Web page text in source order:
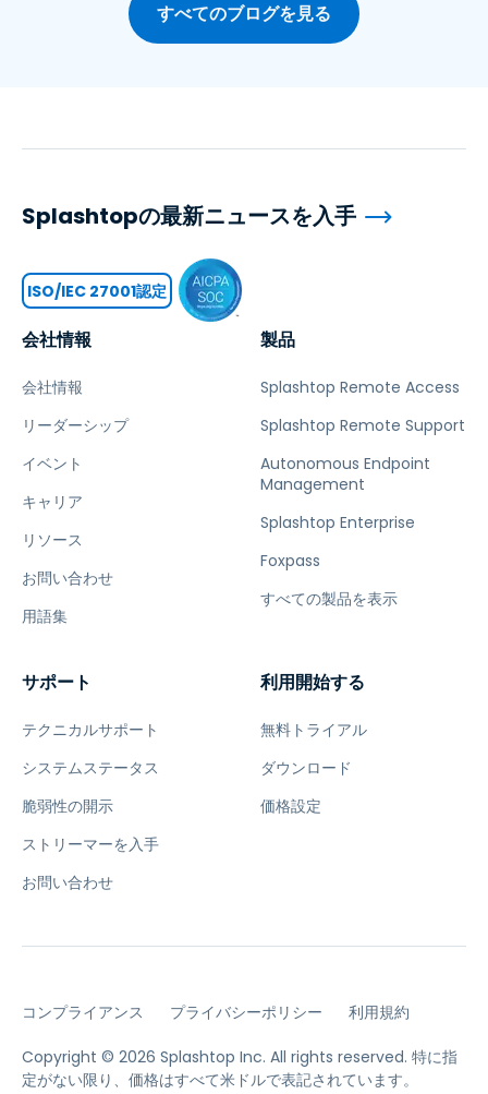
すべてのブログを見る
会社情報
会社情報
リーダーシップ
イベント
キャリア
リソース
お問い合わせ
用語集
製品
Splashtop Remote Access
Splashtop Remote Support
Autonomous Endpoint
Management
Splashtop Enterprise
Foxpass
すべての製品を表示
サポート
テクニカルサポート
システムステータス
脆弱性の開示
ストリーマーを入手
お問い合わせ
利用開始する
無料トライアル
ダウンロード
価格設定
Splashtopの最新ニュースを入手
ISO/IEC 27001認定
コンプライアンス プライバシーポリシー 利用規約
Copyright © 2026 Splashtop Inc. All rights reserved. 特に指
定がない限り、価格はすべて米ドルで表記されています。